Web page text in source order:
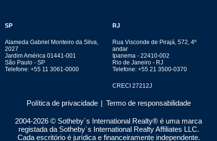
SP
Alameda Gabriel Monteiro da Silva,
2027
Jardim América 01441-001
São Paulo - SP
Telefone: +55 11 3061-0000
RJ
Rua Visconde de Pirajá, 572, 4º
andar
Ipanema - 22410-002
Rio de Janeiro - RJ
Telefone: +55 21 3500-0370
CRECI 27212J
Política de privacidade | Termo de responsabilidade
2004-2026 © Sotheby´s International Realty® é uma marca
registada da Sotheby´s International Realty Affiliates LLC.
Cada escritório é jurídica e financeiramente independente.